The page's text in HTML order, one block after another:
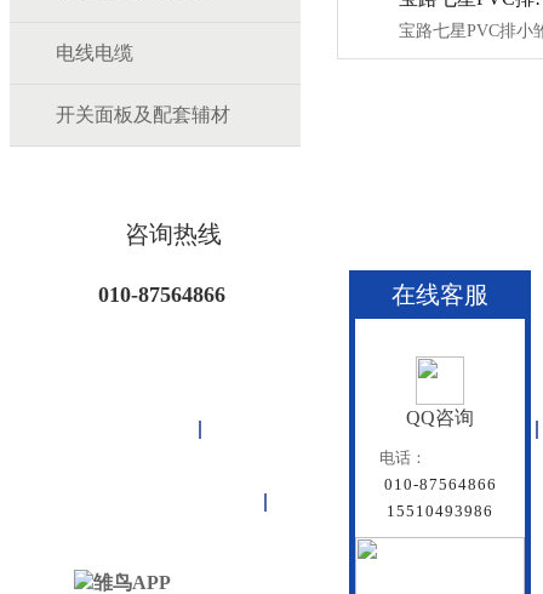
电线电缆
开关面板及配套辅材
咨询热线
010-87564866
联塑管道
在线客服
QQ咨询
电话：
010-87564866
15510493986